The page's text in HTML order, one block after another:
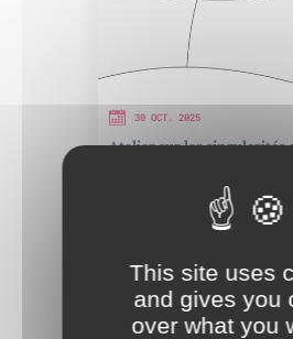
30 OCT. 2025
Atelier sur les singularités
This site uses
and gives you
over what you